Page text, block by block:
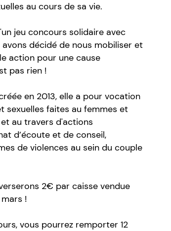
au cours de sa vie.
jeu concours solidaire avec
décidé de nous mobiliser et
action pour une cause
pas rien !
en 2013, elle a pour vocation
sexuelles faites au femmes et
au travers d'actions
d’écoute et de conseil,
de violences au sein du couple
2€ par caisse vendue
!
vous pourrez remporter 12